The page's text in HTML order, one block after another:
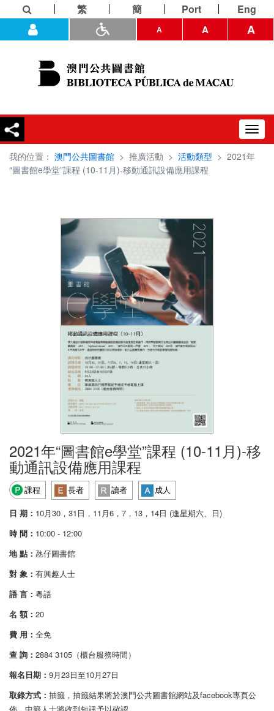
繁 簡 Port Eng
A A A
我的位置： 澳門公共圖書館 > 推廣活動 > 活動類型 > 2021年
“圖書館e學堂”課程 (10-11月)-移動通訊設備應用課程
2021年“圖書館e學堂”課程 (10-11月)-移
動通訊設備應用課程
課程 長者 讀者
成人
日 期： 10月30，31日，11月6，7，13，14日 (逢星期六、日)
時 間： 10:00 - 12:00
地 點： 氹仔圖書館
對 象： 有興趣人士
語 言： 粵語
名 額： 20
費 用： 全免
查 詢： 2884 3105（櫃台服務時間）
報名日期： 9月23日至10月27日
取錄方式： 抽籤，抽籤結果將於澳門公共圖書館網站及facebook專頁公